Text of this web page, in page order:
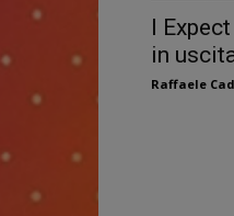
I
in
Raffaele